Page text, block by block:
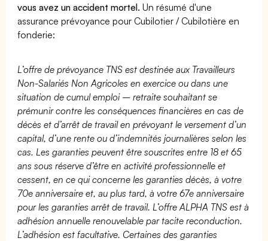
vous avez un accident mortel. Un résumé d'une
assurance prévoyance pour Cubilotier / Cubilotière en
fonderie:
L’offre de prévoyance TNS est destinée aux Travailleurs
Non-Salariés Non Agricoles en exercice ou dans une
situation de cumul emploi – retraite souhaitant se
prémunir contre les conséquences financières en cas de
décès et d’arrêt de travail en prévoyant le versement d’un
capital, d’une rente ou d’indemnités journalières selon les
cas. Les garanties peuvent être souscrites entre 18 et 65
ans sous réserve d’être en activité professionnelle et
cessent, en ce qui concerne les garanties décès, à votre
70e anniversaire et, au plus tard, à votre 67e anniversaire
pour les garanties arrêt de travail. L’offre ALPHA TNS est à
adhésion annuelle renouvelable par tacite reconduction.
L’adhésion est facultative. Certaines des garanties